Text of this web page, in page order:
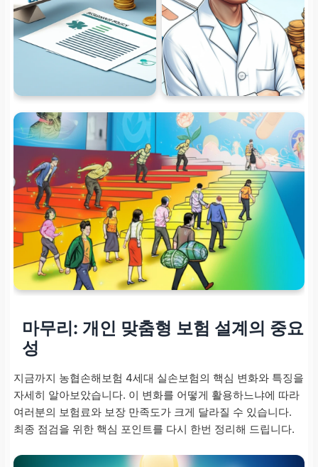
마무리: 개인 맞춤형 보험 설계의 중요
성
지금까지 농협손해보험 4세대 실손보험의 핵심 변화와 특징을
자세히 알아보았습니다. 이 변화를 어떻게 활용하느냐에 따라
여러분의 보험료와 보장 만족도가 크게 달라질 수 있습니다.
최종 점검을 위한 핵심 포인트를 다시 한번 정리해 드립니다.